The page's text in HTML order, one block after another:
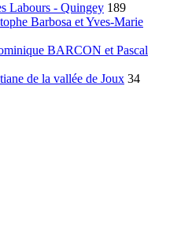
Labours - Quingey 189
Barbosa et Yves-Marie
BARCON et Pascal
de la vallée de Joux 34